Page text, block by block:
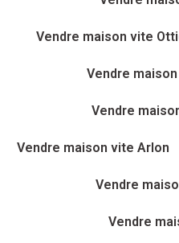
Vendre maison vite
Vendre
Vendre
Vendre maison vite Arlon
Vendre
Vendre